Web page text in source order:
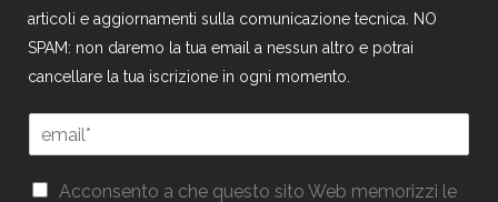
articoli e aggiornamenti sulla comunicazione tecnica. NO
SPAM: non daremo la tua email a nessun altro e potrai
cancellare la tua iscrizione in ogni momento.
m
G
G
Acconsento a che questo sito Web memorizzi le